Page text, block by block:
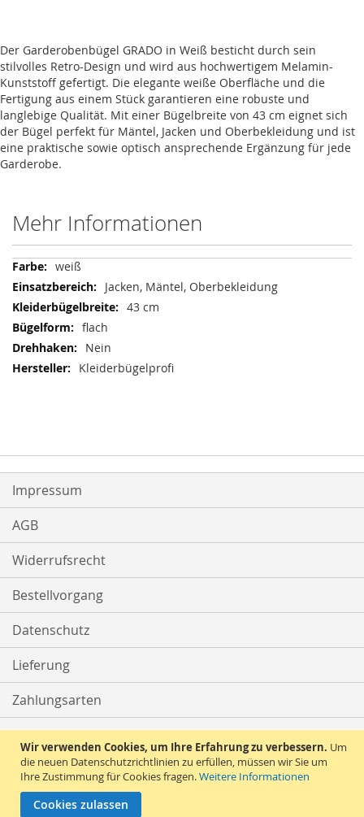
Wir verwenden Cookies, um Ihre Erfahrung zu verbessern. Um
die neuen Datenschutzrichtlinien zu erfüllen, müssen wir Sie um
Ihre Zustimmung für Cookies fragen.Weitere Informationen
Cookies zulassen
Der Garderobenbügel GRADO in Weiß besticht durch sein
stilvolles Retro-Design und wird aus hochwertigem Melamin-
Kunststoff gefertigt. Die elegante weiße Oberfläche und die
Fertigung aus einem Stück garantieren eine robuste und
langlebige Qualität. Mit einer Bügelbreite von 43 cm eignet sich
der Bügel perfekt für Mäntel, Jacken und Oberbekleidung und ist
eine praktische sowie optisch ansprechende Ergänzung für jede
Garderobe.
Mehr Informationen
Mehr
Informationen
weiß
Jacken, Mäntel, Oberbekleidung
43 cm
flach
Nein
Kleiderbügelprofi
Impressum
AGB
Widerrufsrecht
Bestellvorgang
Datenschutz
Lieferung
Zahlungsarten
Kontakt
Vertrag widerrufen
Copyright © 2010 - 2026 Kleiderbuegelprofi.de